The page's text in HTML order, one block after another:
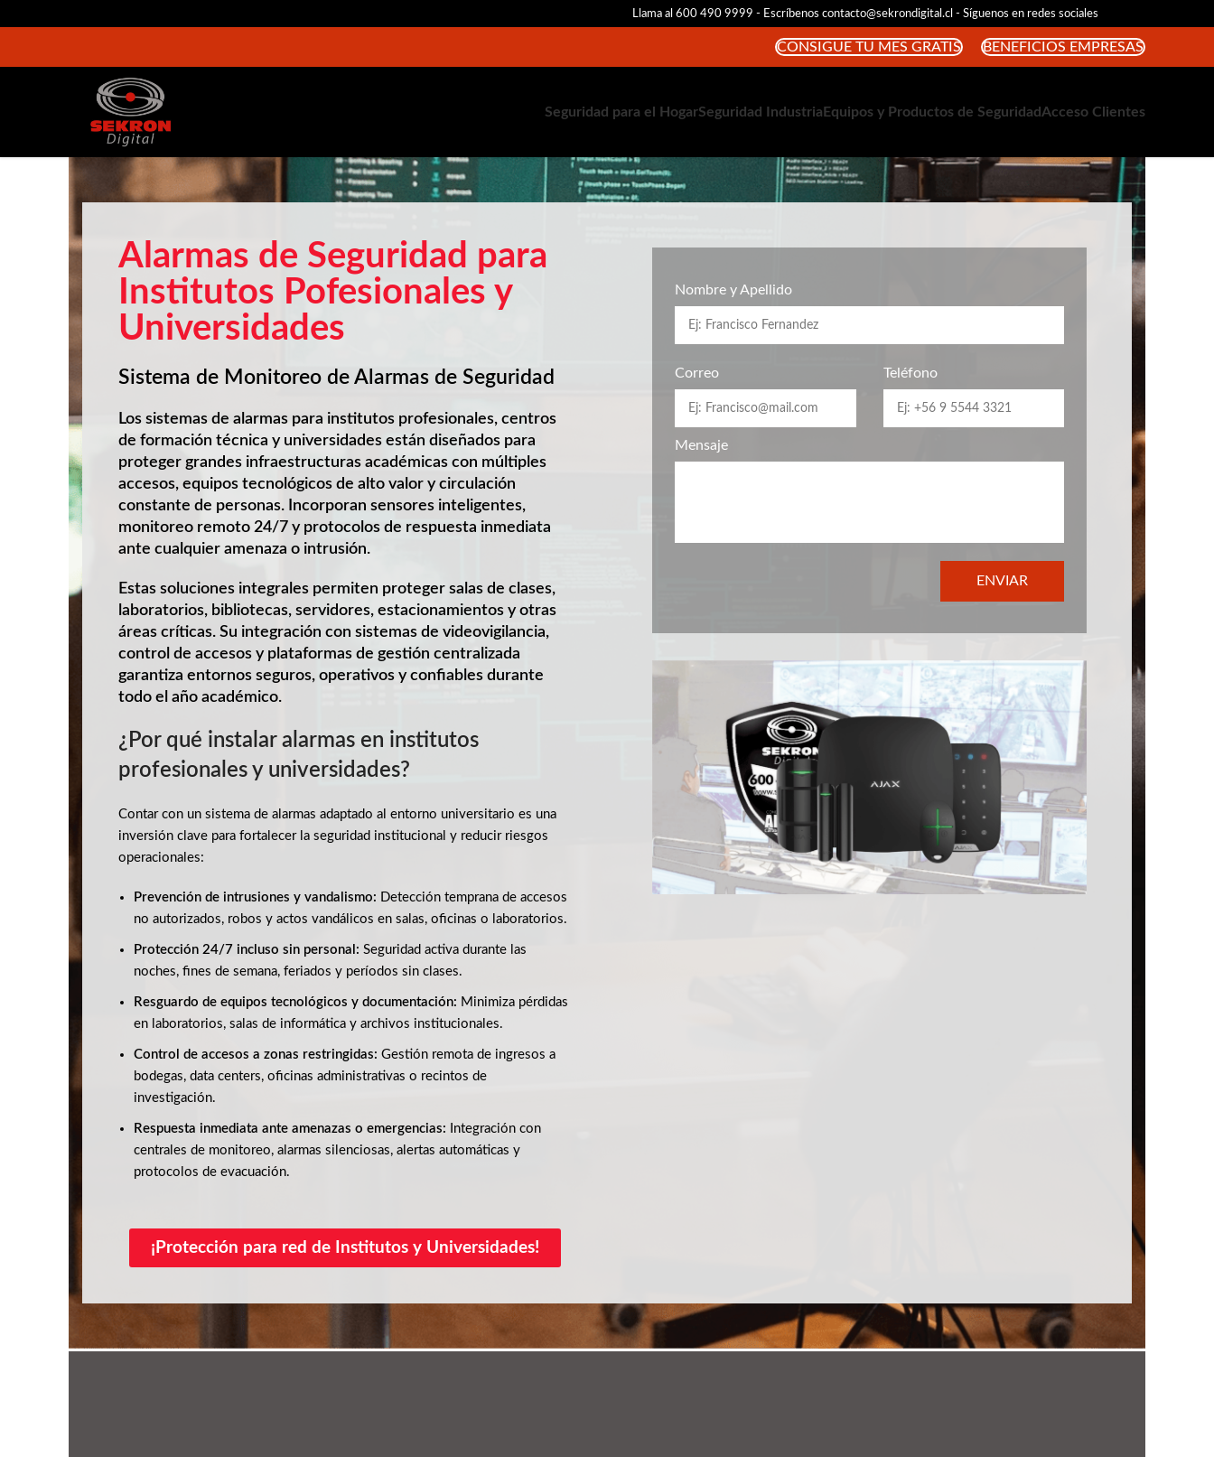
Llama al 600 490 9999 - Escríbenos contacto@sekrondigital.cl - Síguenos en redes sociales
CONSIGUE TU MES GRATIS BENEFICIOS EMPRESAS
Seguridad para el HogarSeguridad IndustriaEquipos y Productos de SeguridadAcceso Clientes
Alarmas de Seguridad para
Institutos Pofesionales y
Universidades
Sistema de Monitoreo de Alarmas de Seguridad
Los sistemas de alarmas para institutos profesionales, centros
de formación técnica y universidades están diseñados para
proteger grandes infraestructuras académicas con múltiples
accesos, equipos tecnológicos de alto valor y circulación
constante de personas. Incorporan sensores inteligentes,
monitoreo remoto 24/7 y protocolos de respuesta inmediata
ante cualquier amenaza o intrusión.
Estas soluciones integrales permiten proteger salas de clases,
laboratorios, bibliotecas, servidores, estacionamientos y otras
áreas críticas. Su integración con sistemas de videovigilancia,
control de accesos y plataformas de gestión centralizada
garantiza entornos seguros, operativos y confiables durante
todo el año académico.
¿Por qué instalar alarmas en institutos
profesionales y universidades?
Contar con un sistema de alarmas adaptado al entorno universitario es una
inversión clave para fortalecer la seguridad institucional y reducir riesgos
operacionales:
Prevención de intrusiones y vandalismo: Detección temprana de accesos
no autorizados, robos y actos vandálicos en salas, oficinas o laboratorios.
Protección 24/7 incluso sin personal: Seguridad activa durante las
noches, fines de semana, feriados y períodos sin clases.
Resguardo de equipos tecnológicos y documentación: Minimiza pérdidas
en laboratorios, salas de informática y archivos institucionales.
Control de accesos a zonas restringidas: Gestión remota de ingresos a
bodegas, data centers, oficinas administrativas o recintos de
investigación.
Respuesta inmediata ante amenazas o emergencias: Integración con
centrales de monitoreo, alarmas silenciosas, alertas automáticas y
protocolos de evacuación.
¡Protección para red de Institutos y Universidades!
Nombre y Apellido
Correo Teléfono
Mensaje